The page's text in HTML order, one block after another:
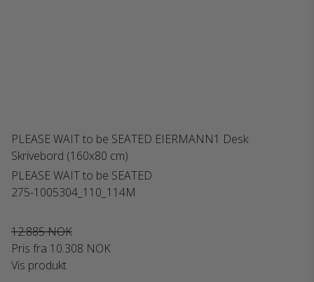
PLEASE WAIT to be SEATED EIERMANN1 Desk
Skrivebord (160x80 cm)
PLEASE WAIT to be SEATED
275-1005304_110_114M
12.885 NOK
Pris fra 10.308 NOK
Vis produkt